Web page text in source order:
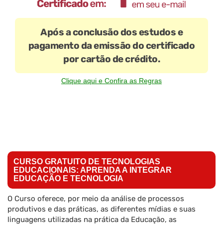
Após a conclusão dos estudos e
pagamento da emissão do certificado
por cartão de crédito.
Clique aqui e Confira as Regras
CURSO GRATUITO DE TECNOLOGIAS
EDUCACIONAIS: APRENDA A INTEGRAR
EDUCAÇÃO E TECNOLOGIA
O Curso oferece, por meio da análise de processos
produtivos e das práticas, as diferentes mídias e suas
linguagens utilizadas na prática da Educação, as